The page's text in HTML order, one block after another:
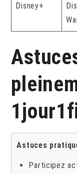
Disney+
Astuces
Participez